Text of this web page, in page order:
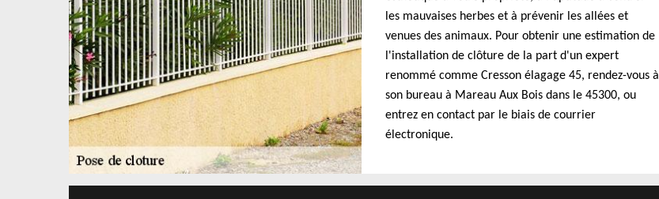
les mauvaises herbes et à prévenir les allées et
venues des animaux. Pour obtenir une estimation de
l'installation de clôture de la part d'un expert
renommé comme Cresson élagage 45, rendez-vous à
son bureau à Mareau Aux Bois dans le 45300, ou
entrez en contact par le biais de courrier
électronique.